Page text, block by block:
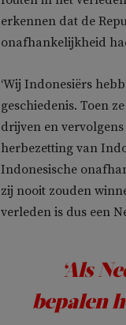
erkennen dat de
onafhankelijkheid
‘Wij Indonesiërs
geschiedenis. Toen
drijven en
herbezetting van
Indonesische
zij nooit zouden
verleden is dus een
‘Als
bepalen